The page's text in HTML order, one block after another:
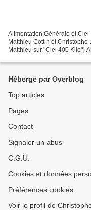
Alimentation Générale et
Matthieu Cottin et Christophe
Matthieu sur "Ciel 400 Kilo")
Hébergé par Overblog
Top articles
Pages
Contact
Signaler un abus
C.G.U.
Cookies et données
Préférences cookies
Voir le profil de